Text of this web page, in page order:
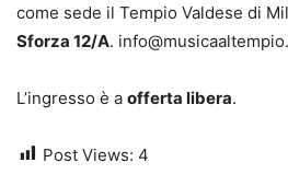
come sede il Tempio Valdese di
Sforza 12/A.
L’ingresso è a offerta libera.
Post Views: 4